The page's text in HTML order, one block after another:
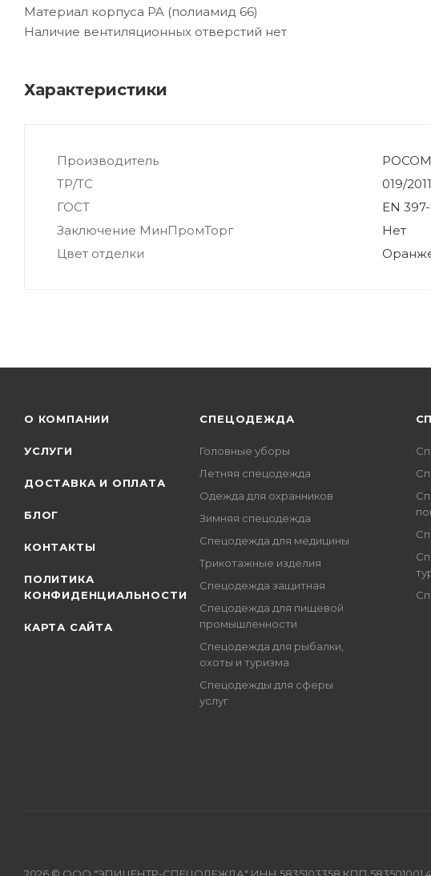
Материал корпуса PA (полиамид 66)
Наличие вентиляционных отверстий нет
Характеристики
Производитель
ТР/ТС
019/2011
ГОСТ
EN
Заключение МинПромТорг
Нет
Цвет отделки
О КОМПАНИИ
УСЛУГИ
ДОСТАВКА И ОПЛАТА
БЛОГ
КОНТАКТЫ
ПОЛИТИКА
КОНФИДЕНЦИАЛЬНОСТИ
КАРТА САЙТА
СПЕЦОДЕЖДА
Головные уборы
Летняя спецодежда
Одежда для охранников
Зимняя спецодежда
Спецодежда для медицины
Трикотажные изделия
Спецодежда защитная
Спецодежда для пищевой
промышленности
Спецодежда для рыбалки,
охоты и туризма
Спецодежды для сферы
услуг